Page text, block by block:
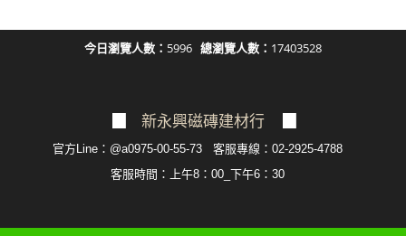
今日瀏覽人數： 5996 總瀏覽人數： 17403528
新永興磁磚建材行
官方Line：@a0975-00-55-73 客服專線：02-2925-4788
客服時間：上午8：00_下午6：30